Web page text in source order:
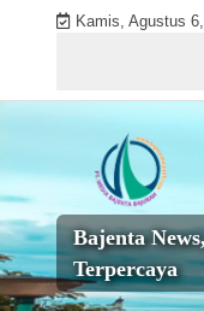
Kamis, Agustus
Bajenta
Terpercaya